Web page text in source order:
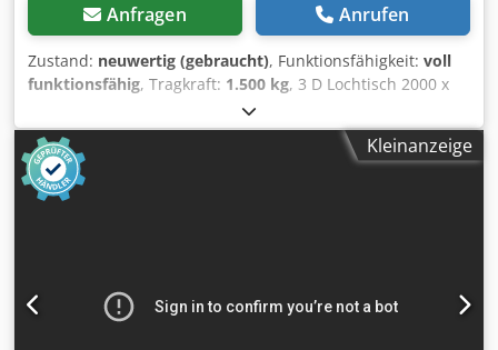
Anfragen Anrufen
Zustand: neuwertig (gebraucht), Funktionsfähigkeit: voll
funktionsfähig, Tragkraft: 1.500 kg, 3 D Lochtisch 2000 x
1000 x 200mm, Raster 100mm, Plattendicke 20mm,
Lochdurchmesser 28mm, Tischplatte Plan Bearbeitet, sehr
massiv Gewicht ca. 750 Kg Der Siegmund M-Positionierer
eignet sich hervorragend für Schweiß-, Montage- und
Wartungsarbeiten. Die Positionierung erfolgt über ein
Länge U-Winkel 3.000 mm A - Arbeitshöhe 850 mm B -
Säulenhöhe 955 mm C - Höhe gesamt 1.140 mm D - Breite
Kleinanzeige